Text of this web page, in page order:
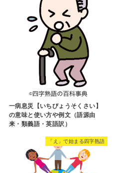
一病息災【いちびょうそくさい】
の意味と使い方や例文（語源由
来・類義語・英語訳）
「え」で始まる四字熟語